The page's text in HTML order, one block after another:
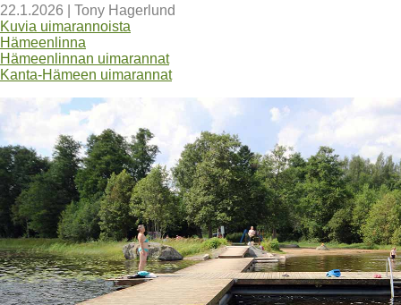
22.1.2026
Tony Hagerlund
Kuvia uimarannoista
Hämeenlinna
Hämeenlinnan uimarannat
Kanta-Hämeen uimarannat